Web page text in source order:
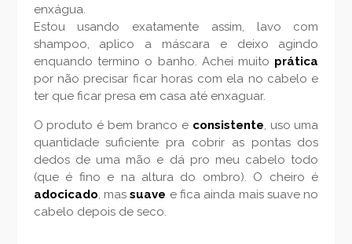
enxágua.
Estou usando exatamente assim, lavo com
shampoo, aplico a máscara e deixo agindo
enquando termino o banho. Achei muito prática
por não precisar ficar horas com ela no cabelo e
ter que ficar presa em casa até enxaguar.
O produto é bem branco e consistente, uso uma
quantidade suficiente pra cobrir as pontas dos
dedos de uma mão e dá pro meu cabelo todo
(que é fino e na altura do ombro). O cheiro é
adocicado, massuave e fica ainda mais suave no
cabelo depois de seco.